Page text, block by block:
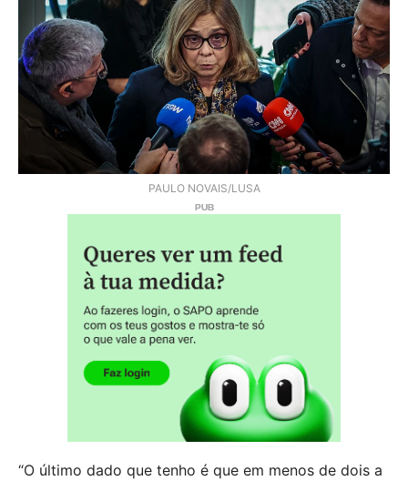
PAULO NOVAIS/LUSA
“O último dado que tenho é que em menos de dois a